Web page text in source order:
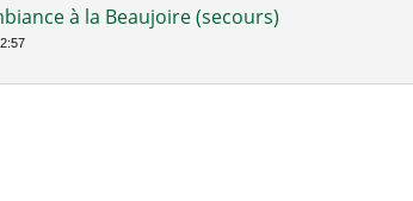
à la Beaujoire (secours)